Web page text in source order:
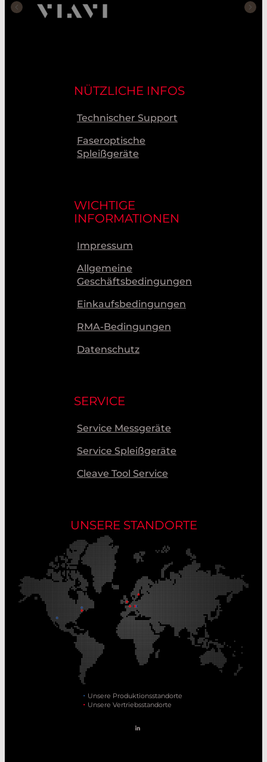
NÜTZLICHE INFOS
Technischer Support
Faseroptische
Spleißgeräte
WICHTIGE
INFORMATIONEN
Impressum
Allgemeine
Geschäftsbedingungen
Einkaufsbedingungen
RMA-Bedingungen
Datenschutz
SERVICE
Service Messgeräte
Service Spleißgeräte
Cleave Tool Service
UNSERE STANDORTE
Unsere Produktionsstandorte
Unsere Vertriebsstandorte